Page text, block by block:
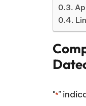
"*"